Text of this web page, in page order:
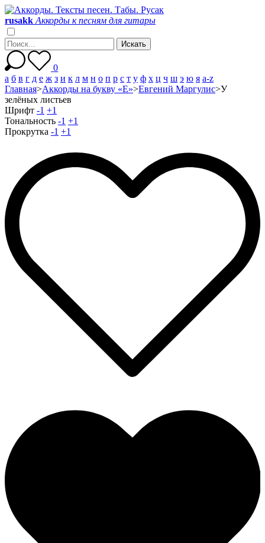
rusakk Аккорды к песням для гитары
0
а б в г д е ж з и к л м н о п р с т у ф х ц ч ш э ю я a-z
Главная>Аккорды на букву «Е»>Евгений Маргулис>У
зелёных листьев
Шрифт -1 +1
Тональность -1 +1
Прокрутка -1 +1